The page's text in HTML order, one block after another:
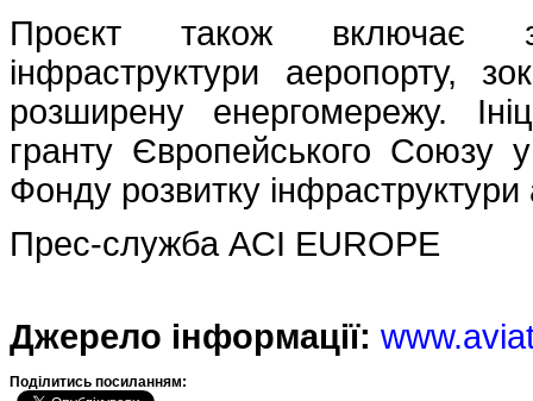
Проєкт також включає
інфраструктури аеропорту,
розширену енергомережу.
гранту Європейського Союзу
Фонду розвитку
Прес-служба ACI EUROPE
Джерело інформації:
Подiлитись посиланням: